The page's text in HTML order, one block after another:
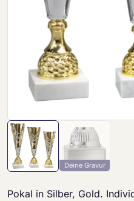
Deine Gravur
Pokal in Silber, Gold.